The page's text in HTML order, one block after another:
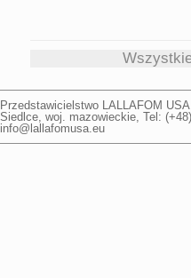
Przedstawicielstwo LALLAFOM USA
Siedlce woj. mazowieckie , Tel: (+48)
info@lallafomusa.eu